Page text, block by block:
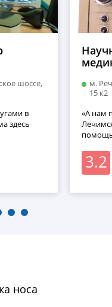
шоссе,
в
здесь
Л.И.
м.
15 к2
«А нам
3.2
носа